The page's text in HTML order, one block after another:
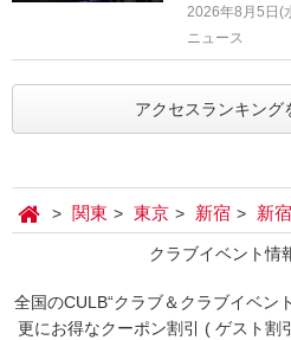
2026年8月5日(
ニュース
アクセスランキング
関東 東京 新宿 新
クラブイベント情
全国のCULB“クラブ＆クラブイベン
更にお得なクーポン割引 ( ゲスト割